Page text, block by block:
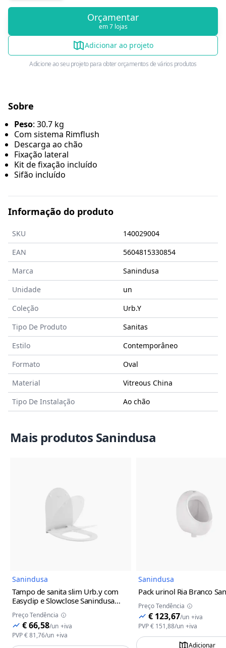
Orçamentar
em 7 lojas
Adicionar ao projeto
Adicione ao seu projeto para obter orçamentos de vários produtos
Sobre
Peso: 30.7 kg
Com sistema Rimflush
Descarga ao chão
Fixação lateral
Kit de fixação incluído
Sifão incluído
Informação do produto
SKU
140029004
EAN
5604815330854
Marca
Sanindusa
Unidade
un
Coleção
Urb.Y
Tipo De Produto
Sanitas
Estilo
Contemporâneo
Formato
Oval
Material
Vitreous China
Tipo De Instalação
Ao chão
Mais produtos Sanindusa
Sanindusa
Tampo de sanita slim Urb.y com
Easyclip e Slowclose Sanindusa
Preço Tendência
€ 66,58/un +iva
PVP€ 81,76/un +iva
Sanindusa
Pack urinol Ria Branco
Preço Tendência
€ 123,67/un +iva
PVP€ 151,88/un +iva
Adicionar